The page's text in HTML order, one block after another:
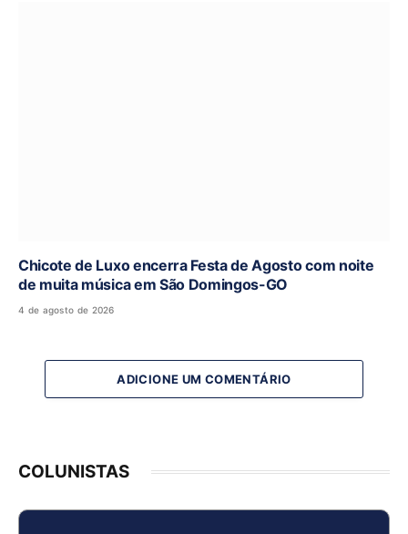
Chicote de Luxo encerra Festa de Agosto com noite
de muita música em São Domingos-GO
4 de agosto de 2026
ADICIONE UM COMENTÁRIO
COLUNISTAS